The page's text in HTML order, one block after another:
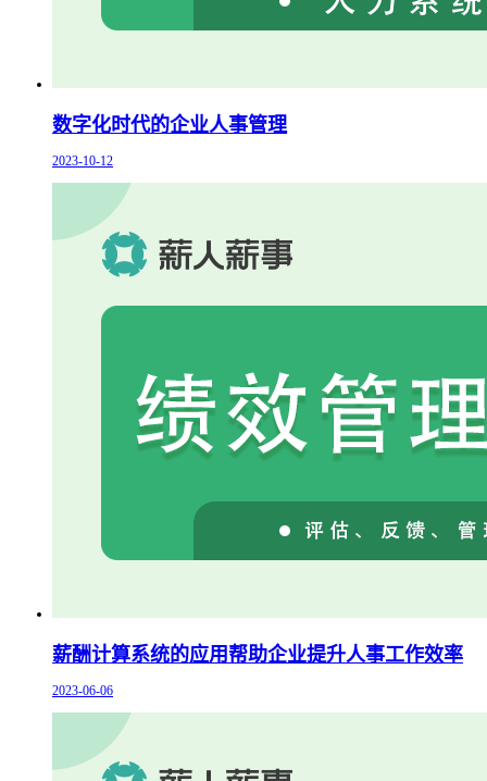
数字化时代的企业人事管理
2023-10-12
薪酬计算系统的应用帮助企业提升人事工作效率
2023-06-06